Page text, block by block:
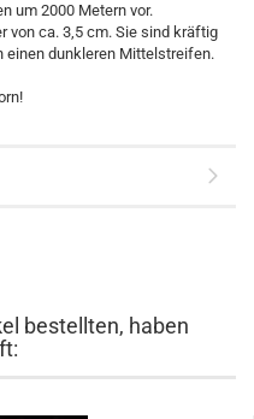
um 2000 Metern vor.
von ca. 3,5 cm. Sie sind kräftig
einen dunkleren Mittelstreifen.
bestellten, haben